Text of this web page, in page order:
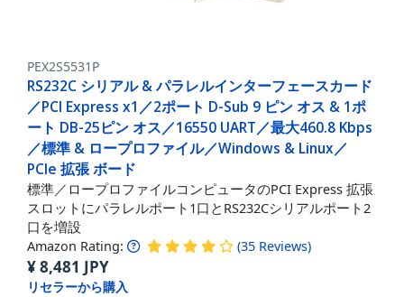
PEX2S5531P
RS232C シリアル & パラレルインターフェースカード
／PCI Express x1／2ポート D-Sub 9 ピン オス & 1ポ
ート DB-25ピン オス／16550 UART／最大460.8 Kbps
／標準 & ロープロファイル／Windows & Linux／
PCIe 拡張 ボード
標準／ロープロファイルコンピュータのPCI Express 拡張
スロットにパラレルポート1口とRS232Cシリアルポート2
口を増設
Amazon Rating: (35 Reviews)
¥8,481 JPY
リセラーから購入